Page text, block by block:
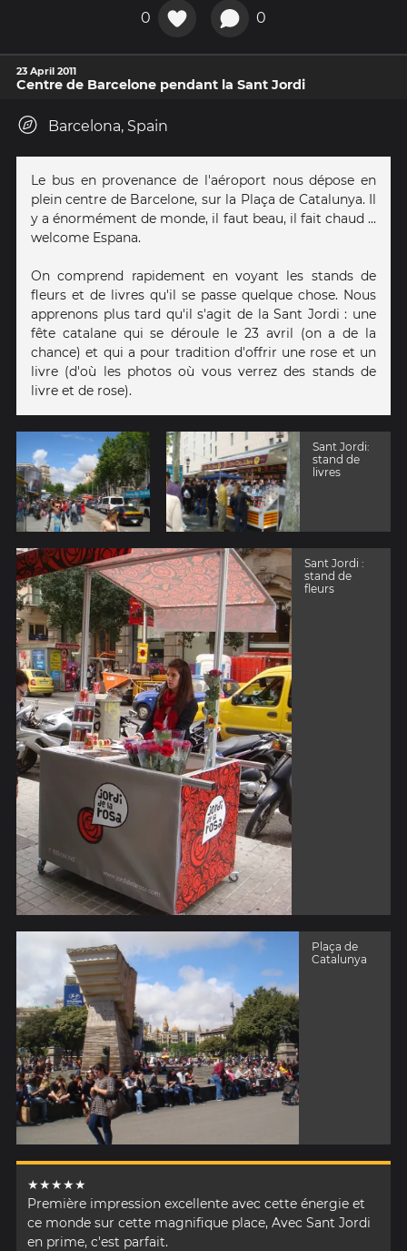
0 0
23 April 2011
Centre de Barcelone pendant la Sant Jordi
Barcelona, Spain
Le bus en provenance de l'aéroport nous dépose en
plein centre de Barcelone, sur la Plaça de Catalunya. Il
y a énormément de monde, il faut beau, il fait chaud ...
welcome Espana.
On comprend rapidement en voyant les stands de
fleurs et de livres qu'il se passe quelque chose. Nous
apprenons plus tard qu'il s'agit de la Sant Jordi : une
fête catalane qui se déroule le 23 avril (on a de la
chance) et qui a pour tradition d'offrir une rose et un
livre (d'où les photos où vous verrez des stands de
livre et de rose).
Sant Jordi:
stand de
livres
Sant Jordi :
stand de
fleurs
Plaça de
Catalunya
★★★★★
Première impression excellente avec cette énergie et
ce monde sur cette magnifique place, Avec Sant Jordi
en prime, c'est parfait.